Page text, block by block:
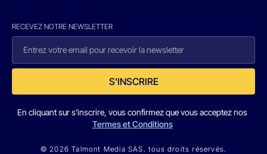
RECEVEZ NOTRE NEWSLETTER
S'INSCRIRE
En cliquant sur s'inscrire, vous confirmez que vous acceptez nos
Termes et Conditions
© 2026 Talmont Media SAS. tous droits réservés.